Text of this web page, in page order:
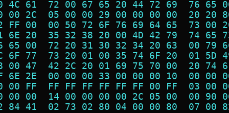
4C 61  72 00 67 65 20 44 72 69  76
00 2C  05 00 00 29 00 00 00 00  20
FF 00  00 50 72 6F 76 69 64 65  73
6E 20  35 32 38 20 00 4D 42 79  74
65 00  72 20 31 30 32 34 20 63  00
6F 77  73 20 01 00 35 74 6F 20  01
00 47  42 2C 20 01 69 75 70 00  20
6E 2E  00 00 00 33 00 00 00 10  00
00 FF  FF FF FF FF FF FF 00 FF  03
00 00  14 00 00 00 00 2C 05 00  00
84 41  02 73 02 80 04 00 00 80  07